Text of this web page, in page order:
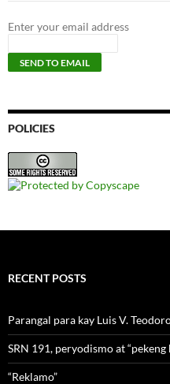
Enter your email address
POLICIES
RECENT POSTS
Parangal para kay Luis V.
SRN 191, peryodismo at “pekeng
“Reklamo”